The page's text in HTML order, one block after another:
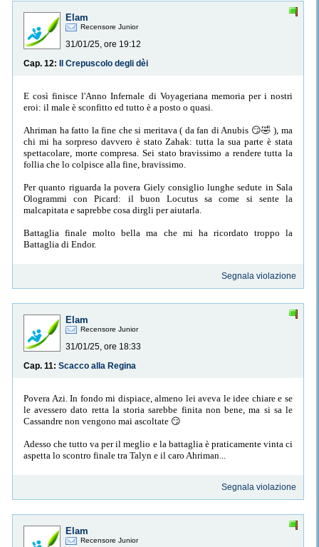
Elam
Recensore Junior
31/01/25, ore 19:12
Cap. 12:
Il Crepuscolo degli dèi
E così finisce l'Anno Infernale di Voyageriana memoria per i nostri
eroi: il male è sconfitto ed tutto è a posto o quasi.
Ahriman ha fatto la fine che si meritava ( da fan di Anubis 😏🤣 ), ma
chi mi ha sorpreso davvero è stato Zahak: tutta la sua parte è stata
spettacolare, morte compresa. Sei stato bravissimo a rendere tutta la
follia che lo colpisce alla fine, bravissimo.
Per quanto riguarda la povera Giely consiglio lunghe sedute in Sala
Ologrammi con Picard: il buon Locutus sa come si sente la
malcapitata e saprebbe cosa dirgli per aiutarla.
Battaglia finale molto bella ma che mi ha ricordato troppo la
Battaglia di Endor.
Segnala violazione
Elam
Recensore Junior
31/01/25, ore 18:33
Cap. 11: Scacco alla Regina
Povera Azi. In fondo mi dispiace, almeno lei aveva le idee chiare e se
le avessero dato retta la storia sarebbe finita non bene, ma si sa le
Cassandre non vengono mai ascoltate 😏
Adesso che tutto va per il meglio e la battaglia è praticamente vinta ci
aspetta lo scontro finale tra Talyn e il caro Ahriman...
Segnala violazione
Elam
Recensore Junior